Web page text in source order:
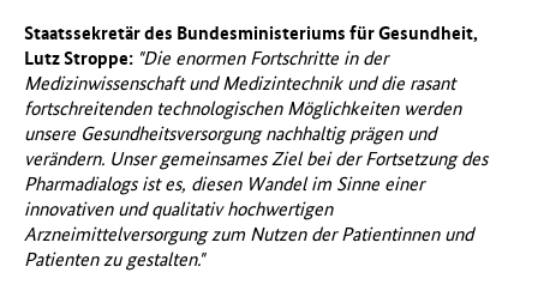
G
e
s
u
n
d
h
e
i
t
Staatssekretär des Bundesministeriums für Gesundheit,
Lutz Stroppe: "Die enormen Fortschritte in der
Medizinwissenschaft und Medizintechnik und die rasant
fortschreitenden technologischen Möglichkeiten werden
unsere Gesundheitsversorgung nachhaltig prägen und
verändern. Unser gemeinsames Ziel bei der Fortsetzung des
Pharmadialogs ist es, diesen Wandel im Sinne einer
innovativen und qualitativ hochwertigen
Arzneimittelversorgung zum Nutzen der Patientinnen und
Patienten zu gestalten."